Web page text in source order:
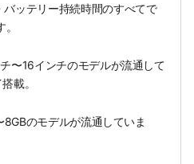
ッテリー持続時間のすべてで
〜16インチのモデルが流通して
載。
のモデルが流通していま